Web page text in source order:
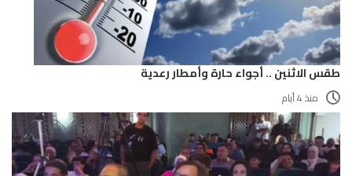
طقس الاثنين .. أجواء حارة وأمطار رعدية
منذ 4 أيام